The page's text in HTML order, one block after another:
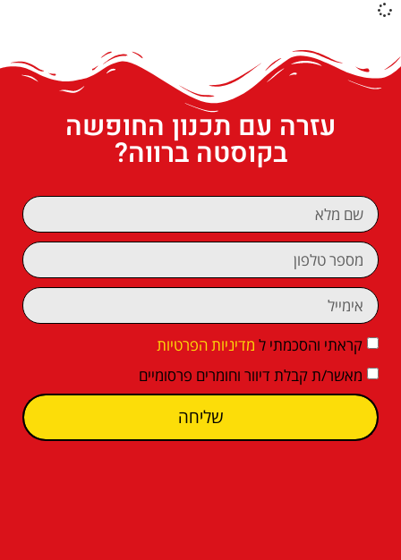
עזרה עם תכנון החופשה
בקוסטה ברווה?
קראתי והסכמתי ל מדיניות הפרטיות
מאשר/ת קבלת דיוור וחומרים פרסומיים
שליחה